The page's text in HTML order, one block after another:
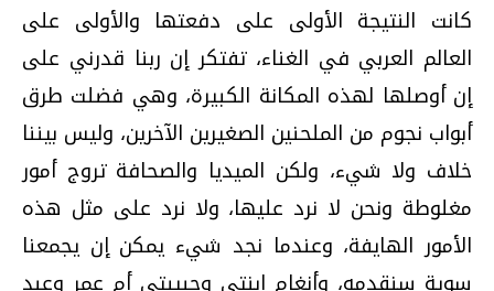
كانت النتيجة الأولى على دفعتها والأولى على
العالم العربي في الغناء، تفتكر إن ربنا قدرني على
إن أوصلها لهذه المكانة الكبيرة، وهي فضلت طرق
أبواب نجوم من الملحنين الصغيرين الآخرين، وليس بيننا
خلاف ولا شيء، ولكن الميديا والصحافة تروج أمور
مغلوطة ونحن لا نرد عليها، ولا نرد على مثل هذه
الأمور الهايفة، وعندما نجد شيء يمكن إن يجمعنا
سوية سنقدمه، وأنغام ابنتي وحبيبتي أم عمر وعبد